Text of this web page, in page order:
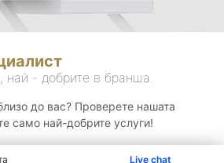
Live chat
най - добрите в бранша.
до вас? Проверете нашата
само най-добрите услуги!